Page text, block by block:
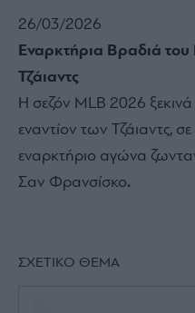
26/03/2026
Εναρκτήρια Βραδιά του
Τζάιαντς
Η σεζόν MLB 2026 ξεκινά
εναντίον των Τζάιαντς,
εναρκτήριο αγώνα
Σαν Φρανσίσκο.
ΣΧΕΤΙΚΟ ΘΕΜΑ